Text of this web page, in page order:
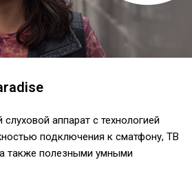
аппарат с технологией
подключения к сматфону, ТВ
также полезными умными